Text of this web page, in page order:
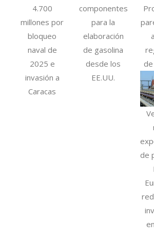
4.700
millones por
bloqueo
naval de
2025 e
invasión a
Caracas
componentes
para la
elaboración
de gasolina
desde los
EE.UU.
de